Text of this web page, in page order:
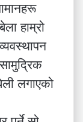
हाम्रो
लगाएको